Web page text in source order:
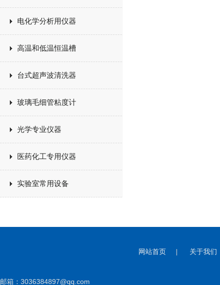
电化学分析用仪器
高温和低温恒温槽
台式超声波清洗器
玻璃毛细管粘度计
光学专业仪器
医药化工专用仪器
实验室常用设备
网站首页 | 关于我们
邮箱： 3036384897@qq.com